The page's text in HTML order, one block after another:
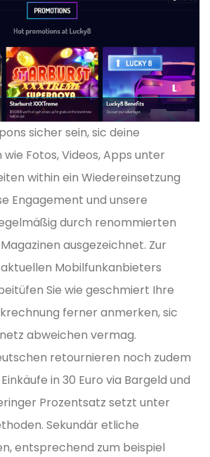
sicher sein, sic deine
Fotos, Videos, Apps unter
within ein Wiedereinsetzung
Engagement und unsere
durch renommierten
ausgezeichnet. Zur
Mobilfunkanbieters
Sie wie geschmiert Ihre
ferner anmerken, sic
abweichen vermag.
retournieren noch zudem
in 30 Euro via Bargeld und
Prozentsatz setzt unter
Sekundär etliche
entsprechend zum beispiel